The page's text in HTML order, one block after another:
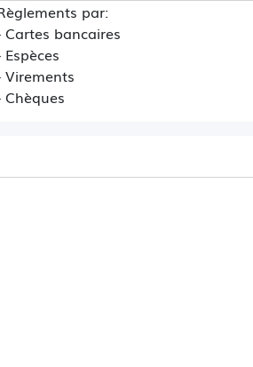
par:
Cartes bancaires
Espèces
Virements
Chèques